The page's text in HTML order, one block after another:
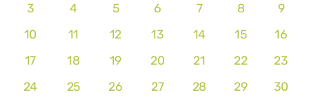
3
4 5 6 7 8
9
10
11 12 13 14 15
16
17
18 19 20 21 22
23
24
25 26 27 28 29
30